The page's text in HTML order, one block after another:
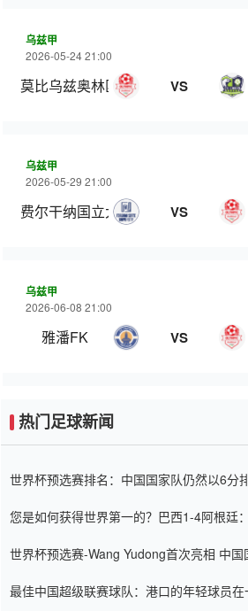
乌兹甲
2026-05-24 21:00
莫比乌兹奥林匹克 VS
乌兹甲
2026-05-29 21:00
费尔干纳国立大学 VS
乌兹甲
2026-06-08 21:00
雅潘FK VS
热门足球新闻
世界杯预选赛排名：中国国家队仍然以6分
您是如何获得世界第一的？巴西1-4阿根廷
世界杯预选赛-Wang Yudong首次亮相 中国
最佳中国超级联赛球队：港口的年轻球员在